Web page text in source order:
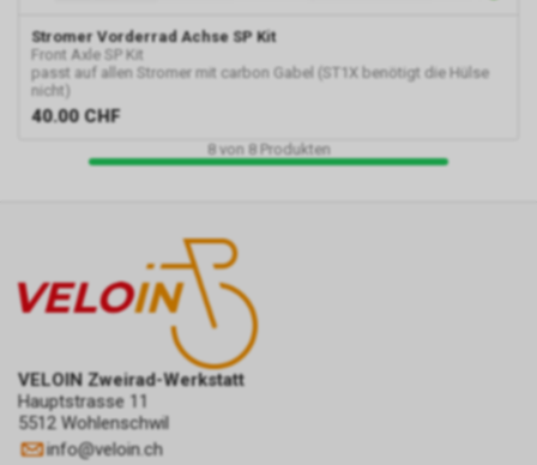
Stromer Vorderrad Achse SP Kit
Front Axle SP Kit
passt auf allen Stromer mit carbon Gabel (ST1X benötigt die Hülse
nicht)
40.00 CHF
8von 8Produkten
VELOIN Zweirad-Werkstatt
Hauptstrasse 11
5512 Wohlenschwil
info@veloin.ch